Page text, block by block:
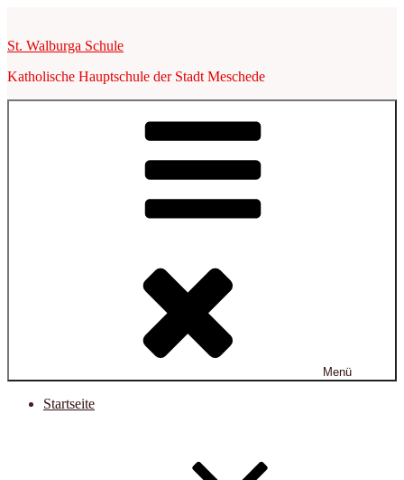
springen
St. Walburga Schule
Katholische Hauptschule der Stadt Meschede
Menü
Startseite